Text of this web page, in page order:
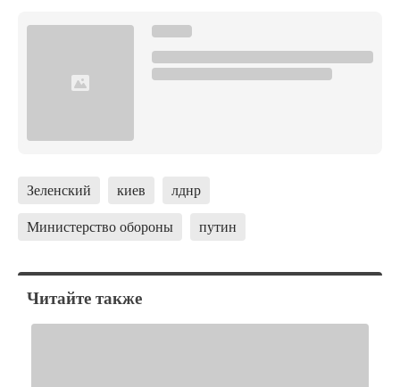
Зеленский киев
лднр
Министерство обороны
путин
Читайте также